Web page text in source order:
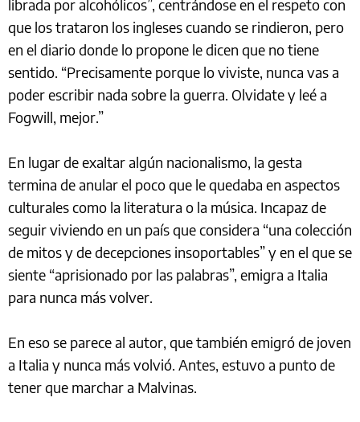
librada por alcohólicos”, centrándose en el respeto con
que los trataron los ingleses cuando se rindieron, pero
en el diario donde lo propone le dicen que no tiene
sentido. “Precisamente porque lo viviste, nunca vas a
poder escribir nada sobre la guerra. Olvidate y leé a
Fogwill, mejor.”
En lugar de exaltar algún nacionalismo, la gesta
termina de anular el poco que le quedaba en aspectos
culturales como la literatura o la música. Incapaz de
seguir viviendo en un país que considera “una colección
de mitos y de decepciones insoportables” y en el que se
siente “aprisionado por las palabras”, emigra a Italia
para nunca más volver.
En eso se parece al autor, que también emigró de joven
a Italia y nunca más volvió. Antes, estuvo a punto de
tener que marchar a Malvinas.